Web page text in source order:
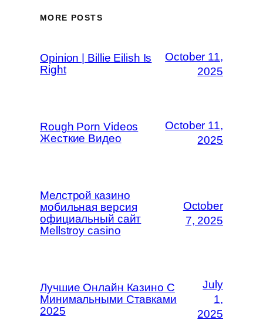
MORE POSTS
Opinion | Billie Eilish Is
Right
October 11,
2025
Rough Porn Videos
Жесткие Видео
October 11,
2025
Мелстрой казино
мобильная версия
официальный сайт
Mellstroy casino
October
7, 2025
Лучшие Онлайн Казино С
Минимальными Ставками
2025
July
1,
2025